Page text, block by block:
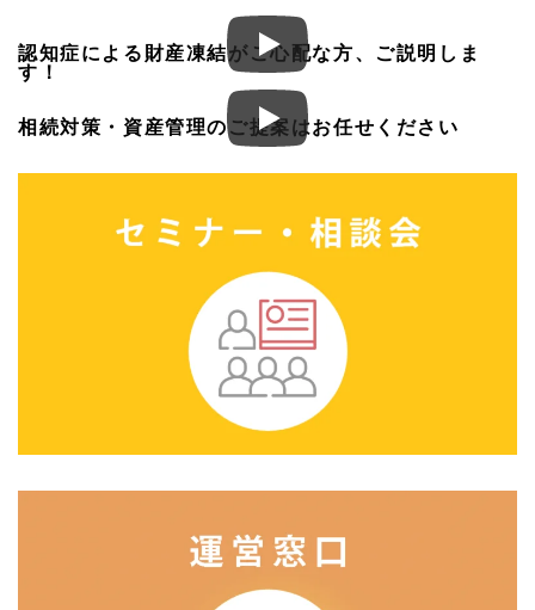
認知症による財産凍結がご心配な方、ご説明しま
す！
相続対策・資産管理のご提案はお任せください